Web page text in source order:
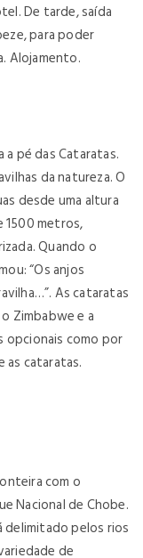
De tarde, saída
para poder
Alojamento.
pé das Cataratas.
da natureza. O
desde uma altura
1500 metros,
Quando o
“Os anjos
As cataratas
Zimbabwe e a
opcionais como por
as cataratas.
com o
Nacional de Chobe.
delimitado pelos rios
de